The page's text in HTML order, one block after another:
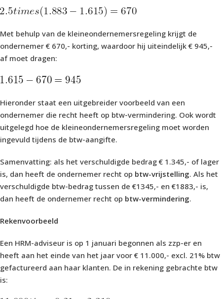
Met behulp van de kleineondernemersregeling krijgt de
ondernemer € 670,- korting, waardoor hij uiteindelijk € 945,-
af moet dragen:
Hieronder staat een uitgebreider voorbeeld van een
ondernemer die recht heeft op btw-vermindering. Ook wordt
uitgelegd hoe de kleineondernemersregeling moet worden
ingevuld tijdens de btw-aangifte.
Samenvatting: als het verschuldigde bedrag € 1.345,- of lager
is, dan heeft de ondernemer recht op btw-vrijstelling. Als het
verschuldigde btw-bedrag tussen de €1345,- en €1883,- is,
dan heeft de ondernemer recht op btw-vermindering.
Rekenvoorbeeld
Een HRM-adviseur is op 1 januari begonnen als zzp-er en
heeft aan het einde van het jaar voor € 11.000,- excl. 21% btw
gefactureerd aan haar klanten. De in rekening gebrachte btw
is: